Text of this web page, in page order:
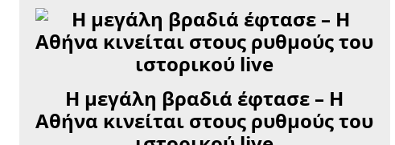
Η μεγάλη βραδιά έφτασε – Η
Αθήνα κινείται στους ρυθμούς του